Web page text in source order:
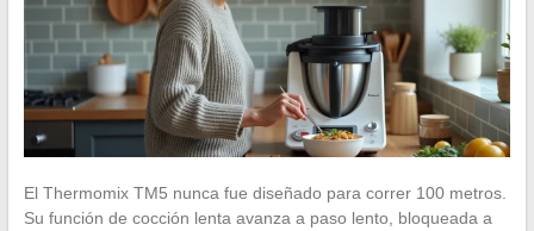
El Thermomix TM5 nunca fue diseñado para correr 100 metros.
Su función de cocción lenta avanza a paso lento, bloqueada a